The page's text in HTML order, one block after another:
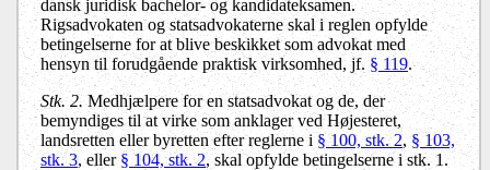
dansk juridisk bachelor- og kandidateksamen.
Rigsadvokaten og statsadvokaterne skal i reglen opfylde
betingelserne for at blive beskikket som advokat med
hensyn til forudgående praktisk virksomhed, jf. § 119.
Stk. 2. Medhjælpere for en statsadvokat og de, der
bemyndiges til at virke som anklager ved Højesteret,
landsretten eller byretten efter reglerne i § 100, stk. 2, § 103,
stk. 3, eller § 104, stk. 2, skal opfylde betingelserne i stk. 1.